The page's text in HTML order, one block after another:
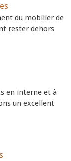
du mobilier de
rester dehors
en interne et à
un excellent